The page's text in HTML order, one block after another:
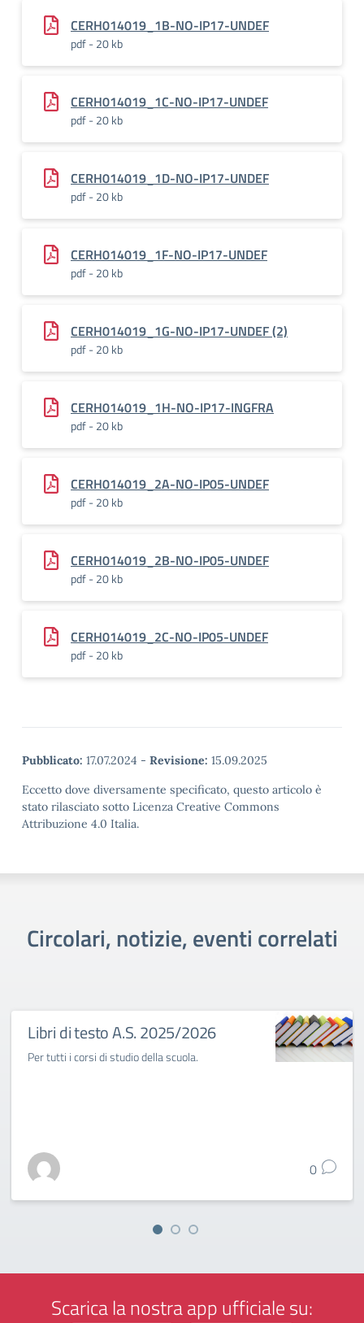
CERH014019_1B-NO-IP17-UNDEF
pdf - 20 kb
CERH014019_1C-NO-IP17-UNDEF
pdf - 20 kb
CERH014019_1D-NO-IP17-UNDEF
pdf - 20 kb
CERH014019_1F-NO-IP17-UNDEF
pdf - 20 kb
CERH014019_1G-NO-IP17-UNDEF (2)
pdf - 20 kb
CERH014019_1H-NO-IP17-INGFRA
pdf - 20 kb
CERH014019_2A-NO-IP05-UNDEF
pdf - 20 kb
CERH014019_2B-NO-IP05-UNDEF
pdf - 20 kb
CERH014019_2C-NO-IP05-UNDEF
pdf - 20 kb
Pubblicato: 17.07.2024 - Revisione: 15.09.2025
Eccetto dove diversamente specificato, questo articolo è
stato rilasciato sotto Licenza Creative Commons
Attribuzione 4.0 Italia.
Circolari, notizie, eventi correlati
Libri di testo A.S. 2025/2026
Per tutti i corsi di studio della scuola.
0
Scarica la nostra app ufficiale su: